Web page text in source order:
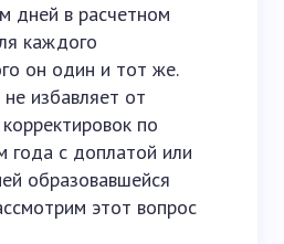
дней в расчетном
каждого
он один и тот же.
избавляет от
по
года с доплатой или
образовавшейся
этот вопрос